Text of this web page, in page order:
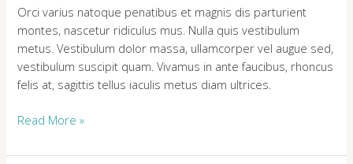
Orci varius natoque penatibus et magnis dis parturient
montes, nascetur ridiculus mus. Nulla quis vestibulum
metus. Vestibulum dolor massa, ullamcorper vel augue sed,
vestibulum suscipit quam. Vivamus in ante faucibus, rhoncus
felis at, sagittis tellus iaculis metus diam ultrices.
Read More »